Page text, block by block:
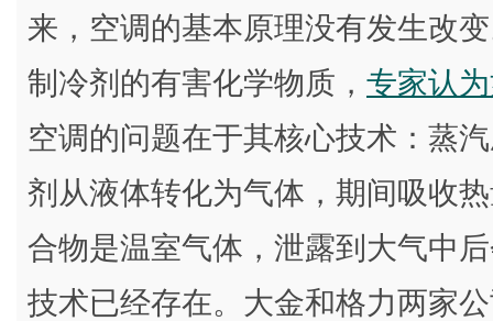
来，空调的基本原理没有发生改
制冷剂的有害化学物质， 专家认
空调的问题在于其核心技术：蒸
剂从液体转化为气体，期间吸收
合物是温室气体，泄露到大气中
技术已经存在。大金和格力两家